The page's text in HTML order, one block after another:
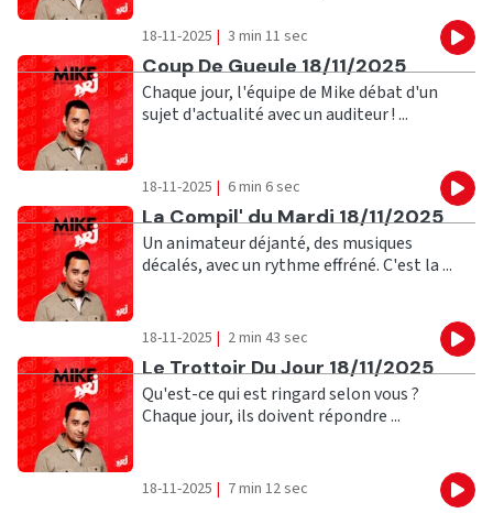
18-11-2025 | 3 min 11 sec
Ecouter
Coup De Gueule 18/11/2025
Chaque jour, l'équipe de Mike débat d'un
sujet d'actualité avec un auditeur ! ...
18-11-2025 | 6 min 6 sec
Ecouter
La Compil' du Mardi 18/11/2025
Un animateur déjanté, des musiques
décalés, avec un rythme effréné. C'est la ...
18-11-2025 | 2 min 43 sec
Ecouter
Le Trottoir Du Jour 18/11/2025
Qu'est-ce qui est ringard selon vous ?
Chaque jour, ils doivent répondre ...
18-11-2025 | 7 min 12 sec